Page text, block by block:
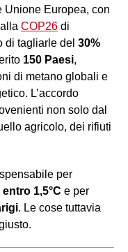
Unione Europea, con
COP26 di
di tagliarle del 30%
150 Paesi,
di metano globali e
L’accordo
non solo dal
agricolo, dei rifiuti
per
entro 1,5°C e per
. Le cose tuttavia